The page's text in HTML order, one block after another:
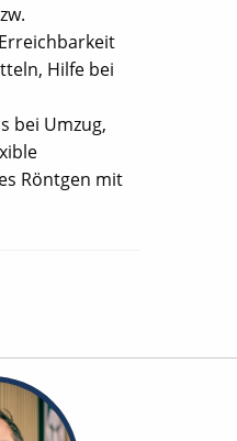
Hilfe bei
bei Umzug,
Röntgen mit